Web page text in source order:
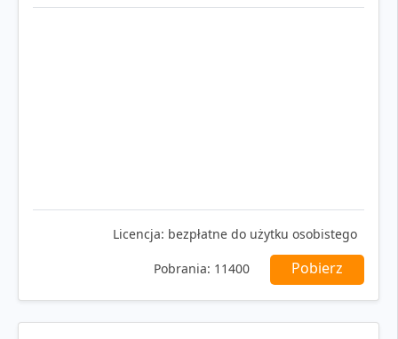
Licencja: bezpłatne do użytku osobistego
Pobrania: 11400 Pobierz